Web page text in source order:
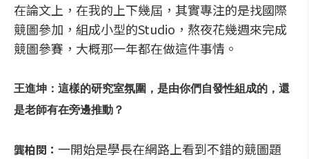
在論文上，在我的上下幾屆，其實專注的是找國際
競圖參加，組成小型的Studio，熬夜花幾週來完成
競圖參賽，大概那一年都在做這件事情。
王進坤：這樣的研究室氛圍，是由你們自發性組成的，還
是老師有在旁邊推動？
龔柏閔： 一開始是學長在網路上看到不錯的競圖題